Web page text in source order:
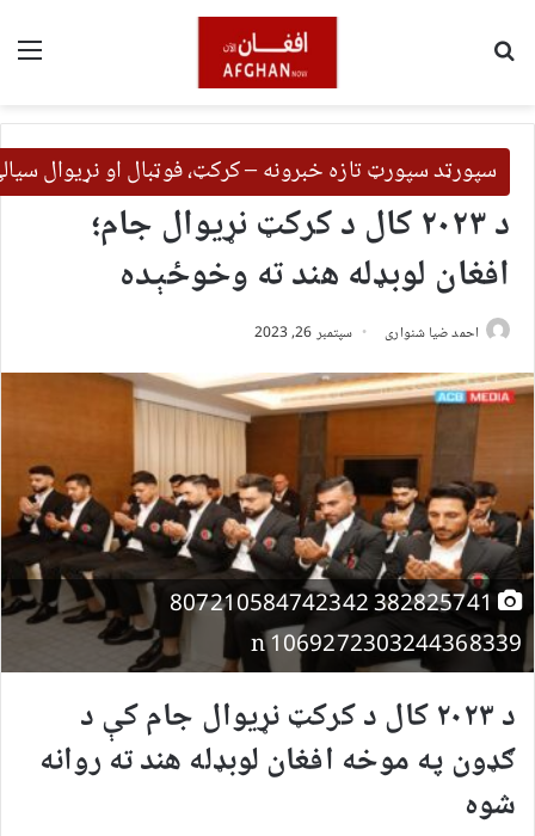
سپورټد سپورټ تازه خبرونه – کرکټ، فوټبال او نړیوال
د ۲۰۲۳ کال د کرکټ نړیوال جام؛
افغان لوبډله هند ته وخوځېده
احمد ضیا شنواری سپتمبر 26, 2023
382825741 807210584742342
1069272303244368339 n
د ۲۰۲۳ کال د کرکټ نړیوال جام کې د
ګډون په موخه افغان لوبډله هند ته روانه
شوه